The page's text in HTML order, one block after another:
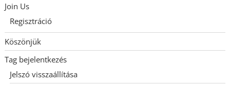
Join Us
Regisztráció
Köszönjük
Tag bejelentkezés
Jelszó visszaállítása